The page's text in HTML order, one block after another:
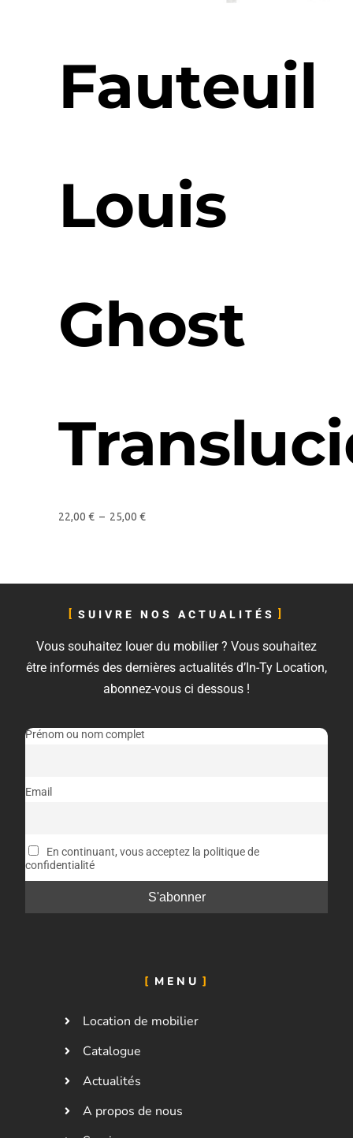
Fauteuil
Louis
Ghost
22,00 € – 25,00 €
SUIVRE NOS ACTUALITÉS
Vous souhaitez louer du mobilier ? Vous souhaitez
être informés des dernières actualités d’In-Ty Location,
abonnez-vous ci dessous !
Prénom ou nom complet
Email
En continuant, vous acceptez la politique de
confidentialité
MENU
Location de mobilier
Catalogue
Actualités
A propos de nous